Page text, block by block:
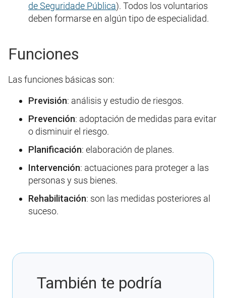
de Seguridade Pública). Todos los voluntarios
deben formarse en algún tipo de especialidad.
Funciones
Las funciones básicas son:
Previsión: análisis y estudio de riesgos.
Prevención: adoptación de medidas para evitar
o disminuir el riesgo.
Planificación: elaboración de planes.
Intervención: actuaciones para proteger a las
personas y sus bienes.
Rehabilitación: son las medidas posteriores al
suceso.
También te podría